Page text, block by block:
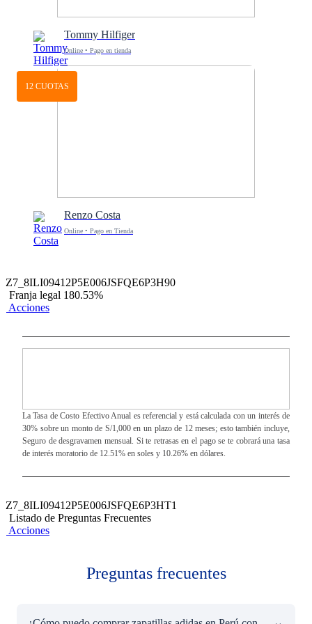
Tommy Hilfiger
Online • Pago en tienda
12 CUOTAS
Renzo Costa
Online • Pago en Tienda
Z7_8ILI09412P5E006JSFQE6P3H90
Franja legal 180.53%
Acciones
La Tasa de Costo Efectivo Anual es referencial y está calculada con un interés de
30% sobre un monto de S/1,000 en un plazo de 12 meses; esto también incluye,
Seguro de desgravamen mensual. Si te retrasas en el pago se te cobrará una tasa
de interés moratorio de 12.51% en soles y 10.26% en dólares.
Z7_8ILI09412P5E006JSFQE6P3HT1
Listado de Preguntas Frecuentes
Acciones
Preguntas frecuentes